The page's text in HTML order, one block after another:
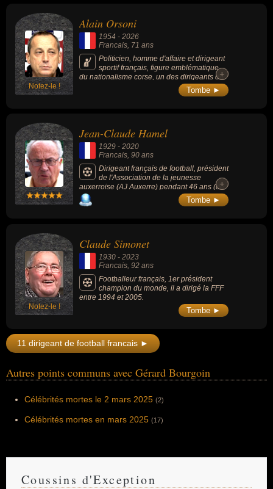
Notez-le !
Alain Orsoni
1954 - 2026
Francais , 71 ans
Politicien, homme d'affaire et dirigeant
sportif français, figure emblématique
du nationalisme corse, un des dirigeants du
Front de libération nationale de la Corse
(FLNC) avant de fonder le Mouvement pour
(casinos en Amérique centrale), sa
trajectoire a été jalonnée par des épisodes
tragiques, dont l'assassinat de son frère Guy
en 1983 et plusieurs tentatives visant sa
propre personne, il sera assassiné par balle
lors des obsèques de sa mère.
+
+
Tombe ►
Jean-Claude Hamel
1929 - 2020
Francais, 90 ans
Dirigeant français de football, président
de l'Association de la jeunesse
auxerroise (AJ Auxerre) pendant 46 ans (de
1963 à 2009).
+
+
Tombe ►
Notez-le !
Claude Simonet
1930 - 2023
Francais , 92 ans
Footballeur français, 1er président
champion du monde, il a dirigé la FFF
entre 1994 et 2005.
Tombe ►
11 dirigeant de football francais ►
Autres points communs avec Gérard Bourgoin
Célébrités mortes le 2 mars 2025 (2)
Célébrités mortes en mars 2025 (17)
Coussins d'Exception